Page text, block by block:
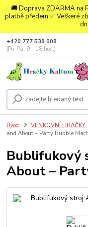
🚚 Doprava ZDARMA na
platbě předem.✅ Veškeré
+420 777 538 008
(Po-Pá, 9 - 18 hod.)
Úvod VENKOVNÍ HRAČKY
and About – Party Bubble
Bublifukový
About –